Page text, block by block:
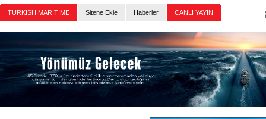
TURKISH MARITIME Sitene Ekle Haberler CANLI YAYIN